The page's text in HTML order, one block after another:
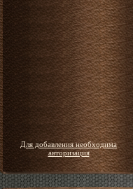
Для добавления необходима
авторизация